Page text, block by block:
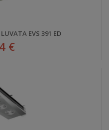
EVS 391 ED
€